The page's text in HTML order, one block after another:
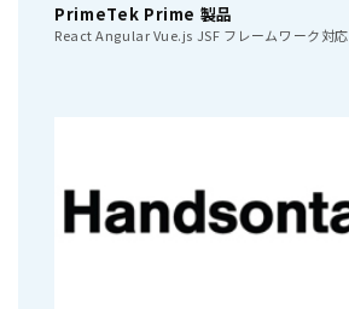
PrimeTek Prime 製品
React Angular Vue.js JSF フレームワーク対応